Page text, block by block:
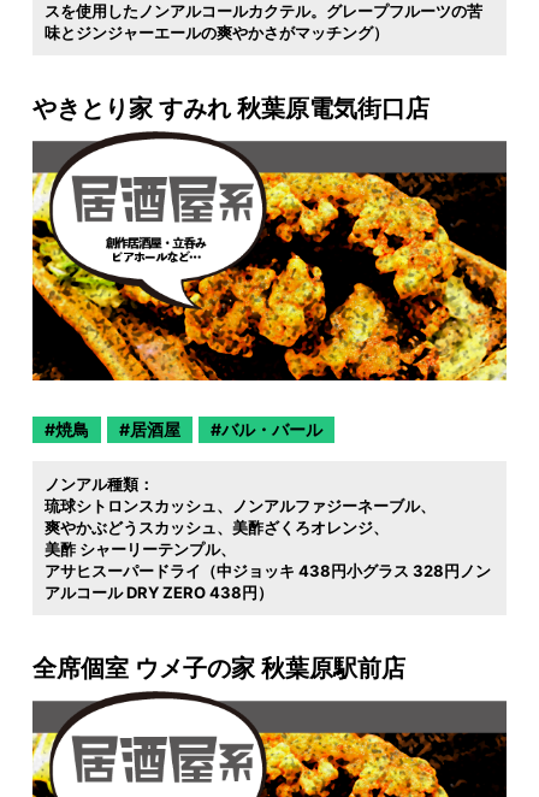
スを使用したノンアルコールカクテル。グレープフルーツの苦
味とジンジャーエールの爽やかさがマッチング）
やきとり家 すみれ 秋葉原電気街口店
焼鳥 居酒屋 バル・バール
ノンアル種類：
琉球シトロンスカッシュ
ノンアルファジーネーブル
爽やかぶどうスカッシュ
美酢ざくろオレンジ
美酢 シャーリーテンプル
アサヒスーパードライ（中ジョッキ 438円小グラス 328円ノン
アルコール DRY ZERO 438円）
全席個室 ウメ子の家 秋葉原駅前店